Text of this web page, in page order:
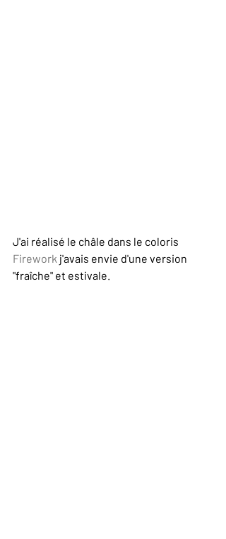
J'ai réalisé le châle dans le coloris
Firework j'avais envie d'une version
"fraîche" et estivale.